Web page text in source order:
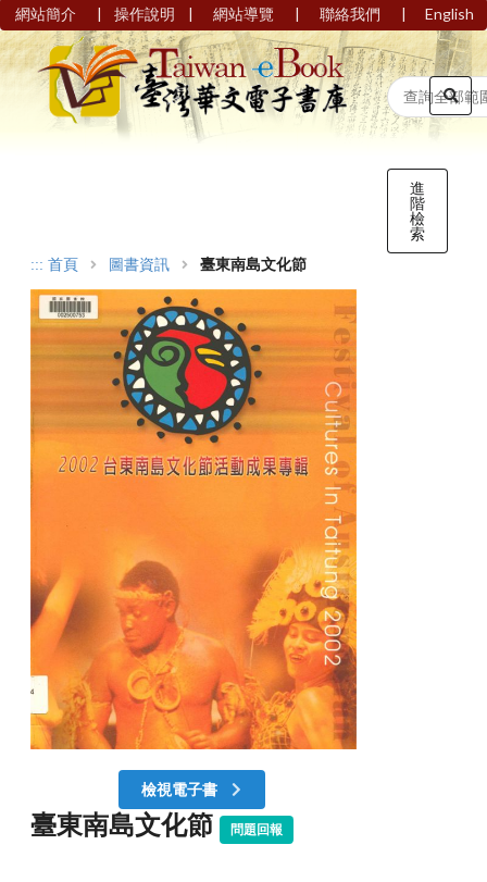
網站簡介 | 操作說明 | 網站導覽 | 聯絡我們 | English
進
階
檢
索
::: 首頁 圖書資訊 臺東南島文化節
檢視電子書
臺東南島文化節 問題回報